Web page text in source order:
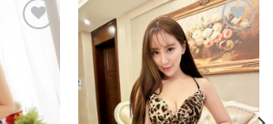
wishlist
Add to
wishlist